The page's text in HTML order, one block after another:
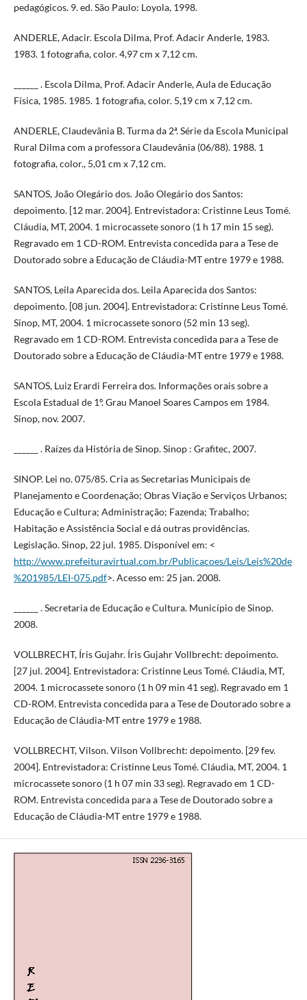
pedagógicos. 9. ed. São Paulo: Loyola, 1998.
ANDERLE, Adacir. Escola Dilma, Prof. Adacir Anderle, 1983.
1983. 1 fotografia, color. 4,97 cm x 7,12 cm.
______ . Escola Dilma, Prof. Adacir Anderle, Aula de Educação
Física, 1985. 1985. 1 fotografia, color. 5,19 cm x 7,12 cm.
ANDERLE, Claudevânia B. Turma da 2ª. Série da Escola Municipal
Rural Dilma com a professora Claudevânia (06/88). 1988. 1
fotografia, color., 5,01 cm x 7,12 cm.
SANTOS, João Olegário dos. João Olegário dos Santos:
depoimento. [12 mar. 2004]. Entrevistadora: Cristinne Leus Tomé.
Cláudia, MT, 2004. 1 microcassete sonoro (1 h 17 min 15 seg).
Regravado em 1 CD-ROM. Entrevista concedida para a Tese de
Doutorado sobre a Educação de Cláudia-MT entre 1979 e 1988.
SANTOS, Leila Aparecida dos. Leila Aparecida dos Santos:
depoimento. [08 jun. 2004]. Entrevistadora: Cristinne Leus Tomé.
Sinop, MT, 2004. 1 microcassete sonoro (52 min 13 seg).
Regravado em 1 CD-ROM. Entrevista concedida para a Tese de
Doutorado sobre a Educação de Cláudia-MT entre 1979 e 1988.
SANTOS, Luiz Erardi Ferreira dos. Informações orais sobre a
Escola Estadual de 1º. Grau Manoel Soares Campos em 1984.
Sinop, nov. 2007.
______ . Raízes da História de Sinop. Sinop : Grafitec, 2007.
SINOP. Lei no. 075/85. Cria as Secretarias Municipais de
Planejamento e Coordenação; Obras Viação e Serviços Urbanos;
Educação e Cultura; Administração; Fazenda; Trabalho;
Habitação e Assistência Social e dá outras providências.
Legislação. Sinop, 22 jul. 1985. Disponível em: <
http://www.prefeituravirtual.com.br/Publicacoes/Leis/Leis%20de
%201985/LEI-075.pdf>. Acesso em: 25 jan. 2008.
______ . Secretaria de Educação e Cultura. Município de Sinop.
2008.
VOLLBRECHT, Íris Gujahr. Íris Gujahr Vollbrecht: depoimento.
[27 jul. 2004]. Entrevistadora: Cristinne Leus Tomé. Cláudia, MT,
2004. 1 microcassete sonoro (1 h 09 min 41 seg). Regravado em 1
CD-ROM. Entrevista concedida para a Tese de Doutorado sobre a
Educação de Cláudia-MT entre 1979 e 1988.
VOLLBRECHT, Vilson. Vilson Vollbrecht: depoimento. [29 fev.
2004]. Entrevistadora: Cristinne Leus Tomé. Cláudia, MT, 2004. 1
microcassete sonoro (1 h 07 min 33 seg). Regravado em 1 CD-
ROM. Entrevista concedida para a Tese de Doutorado sobre a
Educação de Cláudia-MT entre 1979 e 1988.